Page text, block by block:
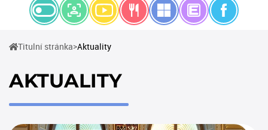
Titulní stránka(current)
Aktuality
AKTUALITY